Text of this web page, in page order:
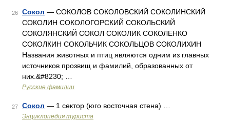
26 Сокол — СОКОЛОВ СОКОЛОВСКИЙ СОКОЛИНСКИЙ
СОКОЛИН СОКОЛОГОРСКИЙ СОКОЛЬСКИЙ
СОКОЛЯНСКИЙ СОКОЛ СОКОЛИК СОКОЛЕНКО
СОКОЛКИН СОКОЛЬЧИК СОКОЛЬЦОВ СОКОЛИХИН
Названия животных и птиц являются одним из главных
источников прозвищ и фамилий, образованных от
них.&#8230; …
Русские фамилии
27 Сокол — 1 сектор (юго восточная стена) …
Энциклопедия туриста